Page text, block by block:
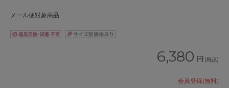
メール便対象商品
6,380 円 (税込)
会員登録(無料)